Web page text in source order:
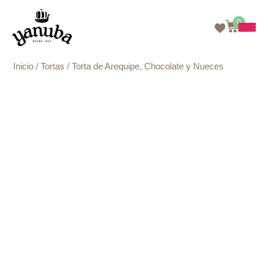
Skip
0
Inicio /Tortas / Torta de Arequipe, Chocolate y Nueces